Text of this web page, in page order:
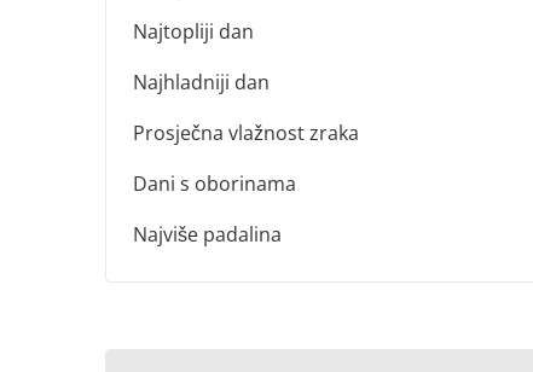
Najtopliji dan
Najhladniji dan
Prosječna vlažnost zraka
Dani s oborinama
Najviše padalina